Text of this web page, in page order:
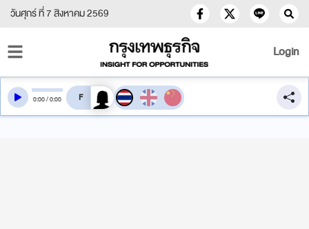
วันศุกร์ ที่ 7 สิงหาคม 2569
Login
0:00/0:00 สลับเสียงอ่าน